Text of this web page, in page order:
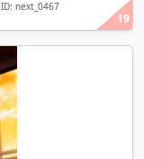
19
ID: next_0467